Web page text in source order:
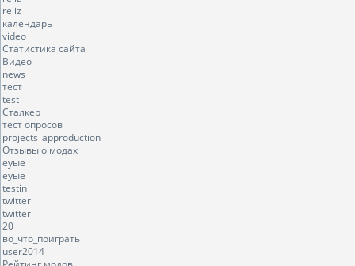
reliz
календарь
video
Статистика сайта
Видео
news
тест
test
Сталкер
тест опросов
projects_approduction
Отзывы о модах
еуые
еуые
testin
twitter
twitter
20
во_что_поиграть
user2014